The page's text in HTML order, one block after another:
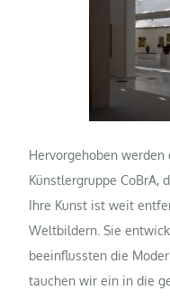
Hervorgehoben
Künstlergruppe CoBrA,
Ihre Kunst ist weit
Weltbildern. Sie
beeinflussten die
tauchen wir ein in die